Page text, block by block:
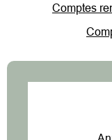
Comptes